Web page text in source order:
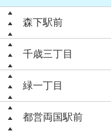
森下駅前
千歳三丁目
緑一丁目
都営両国駅前